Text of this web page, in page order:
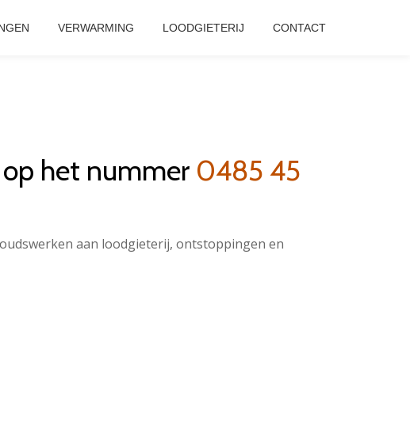
VERWARMING LOODGIETERIJ CONTACT
op het nummer 0485 45
aan loodgieterij, ontstoppingen en